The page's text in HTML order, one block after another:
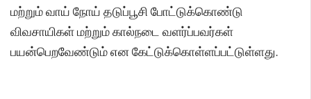
மற்றும் வாய் நோய் தடுப்பூசி போட்டுக்கொண்டு
விவசாயிகள் மற்றும் கால்நடை வளர்ப்பவர்கள்
பயன்பெறவேண்டும் என கேட்டுக்கொள்ளப்பட்டுள்ளது.